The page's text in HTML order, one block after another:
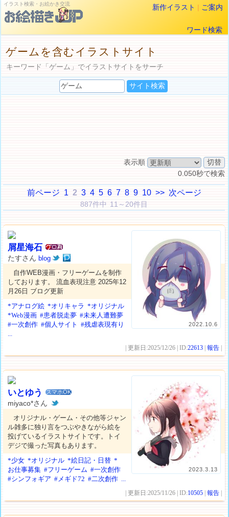
イラスト検索・お絵かき交流 新作イラスト | ご案内
ワード検索
ゲームを含むイラストサイト
キーワード「ゲーム」でイラストサイトをサーチ
表示順
0.050秒で検索
前ページ 1 2 3 4 5 6 7 8 9 10 >> 次ページ
887件中 11～20件目
2022.10.6
屑星海石
たすさんblog
自作WEB漫画・フリーゲームを制作
しております。 流血表現注意 2025年12
月26日 ブログ更新
*アナログ絵 *オリキャラ *オリジナル
*Web漫画 #患者脱走夢 #未来人遭難夢
#一次創作 #個人サイト
#残虐表現有り
...
| 更新日:2025/12/26 | ID:22613 |報告
2023.3.13
いとゆう スマホOK
miyaco*さん
オリジナル・ゲーム・その他等ジャン
ル雑多に独り言をつぶやきながら絵を
投げているイラストサイトです。トイ
デジで撮った写真もあります。
*少女 *オリジナル *絵日記・日替 *
お仕事募集 #フリーゲーム #一次創作
#シンフォギア #メギド72 #二次創作 ...
| 更新日:2025/11/26 | ID:10505 |報告